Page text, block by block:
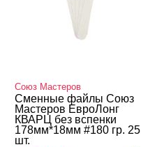
Союз Мастеров
Сменные файлы Союз
Мастеров ЕвроЛонг
КВАРЦ без вспенки
178мм*18мм #180 гр. 25
шт.